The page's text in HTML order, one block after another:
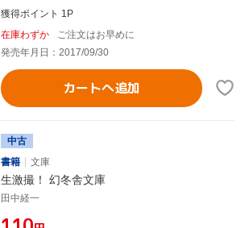
獲得ポイント 1P
在庫わずか
ご注文はお早めに
発売年月日：2017/09/30
カートへ追加
中古
書籍
文庫
生激撮！ 幻冬舎文庫
田中経一